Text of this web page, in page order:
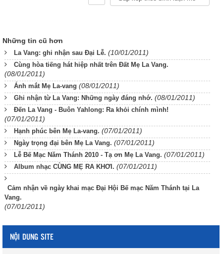
Những tin cũ hơn
La Vang: ghi nhận sau Đại Lễ. (10/01/2011)
Cùng hòa tiếng hát hiệp nhất trên Đất Mẹ La Vang.
(08/01/2011)
Ánh mắt Mẹ La-vang (08/01/2011)
Ghi nhận từ La Vang: Những ngày đáng nhớ. (08/01/2011)
Đến La Vang - Buôn Yahlong: Ra khỏi chính mình!
(07/01/2011)
Hạnh phúc bên Mẹ La-vang. (07/01/2011)
Ngày trọng đại bên Mẹ La Vang. (07/01/2011)
Lễ Bế Mạc Năm Thánh 2010 - Tạ ơn Mẹ La Vang. (07/01/2011)
Album nhạc CÙNG MẸ RA KHƠI. (07/01/2011)
Cảm nhận về ngày khai mạc Đại Hội Bế mạc Năm Thánh tại La
Vang.
(07/01/2011)
NỘI DUNG SITE